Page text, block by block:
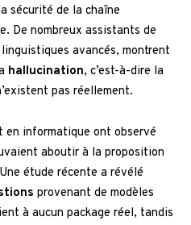
sécurité de la chaîne
De nombreux assistants de
avancés, montrent
hallucination, c’est-à-dire la
pas réellement.
en informatique ont observé
aboutir à la proposition
étude récente a révélé
provenant de modèles
à aucun package réel, tandis